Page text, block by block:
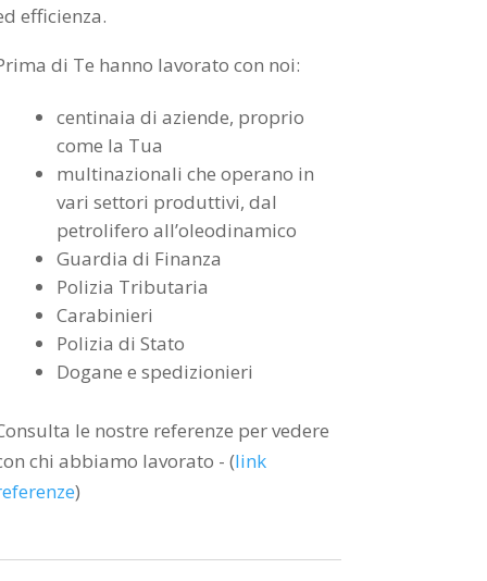
efficienza.
di Te hanno lavorato con noi:
centinaia di aziende, proprio
come la Tua
multinazionali che operano in
vari settori produttivi, dal
petrolifero all’oleodinamico
Guardia di Finanza
Polizia Tributaria
Carabinieri
Polizia di Stato
Dogane e spedizionieri
le nostre referenze per vedere
chi abbiamo lavorato - (link
)